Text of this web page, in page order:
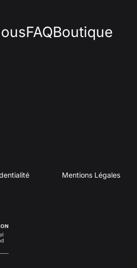
FAQBoutique
Mentions Légales